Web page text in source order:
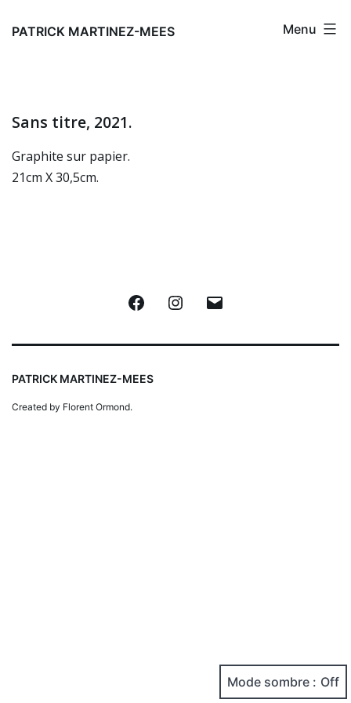
auPATRICK MARTINEZ-MEES Menu
Sans titre, 2021.
Graphite sur papier.
21cm X 30,5cm.
FacebookInstagram
PATRICK MARTINEZ-MEES
Created by Florent Ormond.
Mode sombre :